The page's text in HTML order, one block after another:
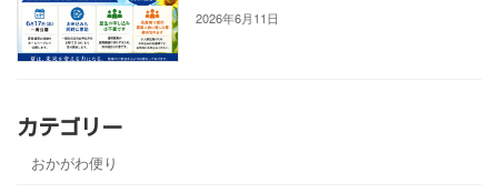
2026年6月11日
カテゴリー
おかがわ便り